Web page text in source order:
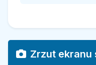
Zrzut ekranu